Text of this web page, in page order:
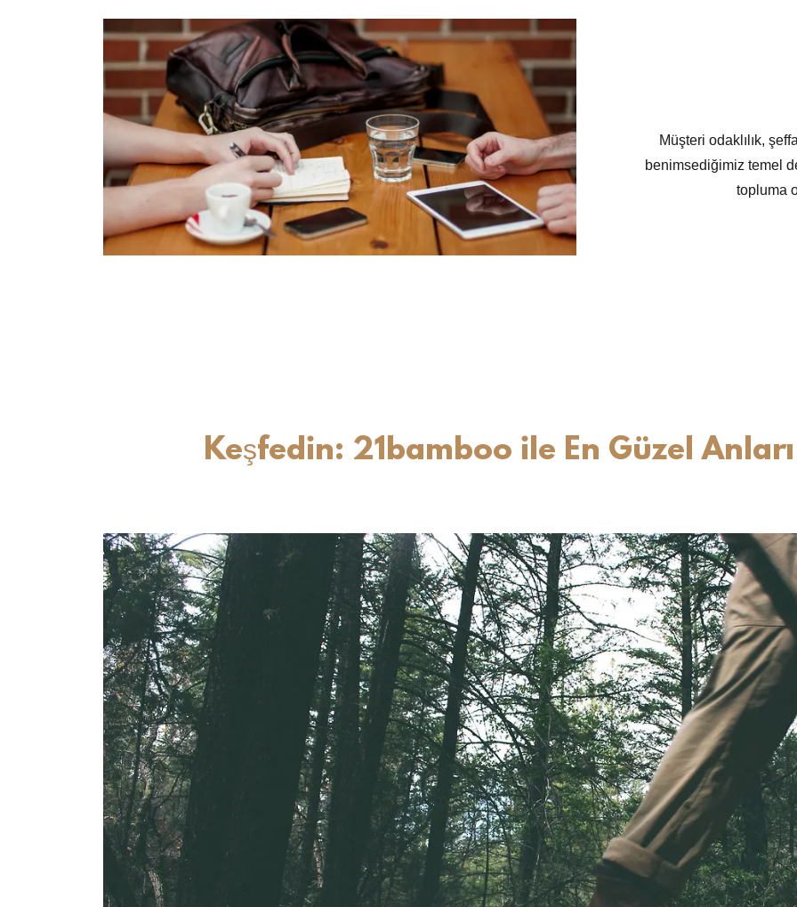
Müşteri odaklılık,
benimsediğimiz temel
topluma
Keşfedin: 21bamboo ile En Güzel